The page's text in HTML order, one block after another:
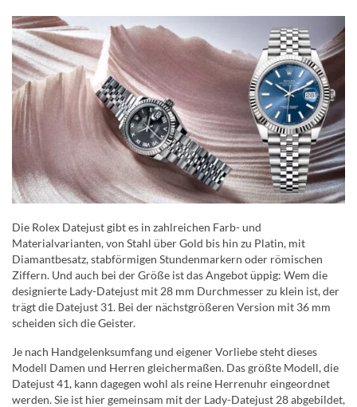
Die Rolex Datejust gibt es in zahlreichen Farb- und
Materialvarianten, von Stahl über Gold bis hin zu Platin, mit
Diamantbesatz, stabförmigen Stundenmarkern oder römischen
Ziffern. Und auch bei der Größe ist das Angebot üppig: Wem die
designierte Lady-Datejust mit 28 mm Durchmesser zu klein ist, der
trägt die Datejust 31. Bei der nächstgrößeren Version mit 36 mm
scheiden sich die Geister.
Je nach Handgelenksumfang und eigener Vorliebe steht dieses
Modell Damen und Herren gleichermaßen. Das größte Modell, die
Datejust 41, kann dagegen wohl als reine Herrenuhr eingeordnet
werden. Sie ist hier gemeinsam mit der Lady-Datejust 28 abgebildet,